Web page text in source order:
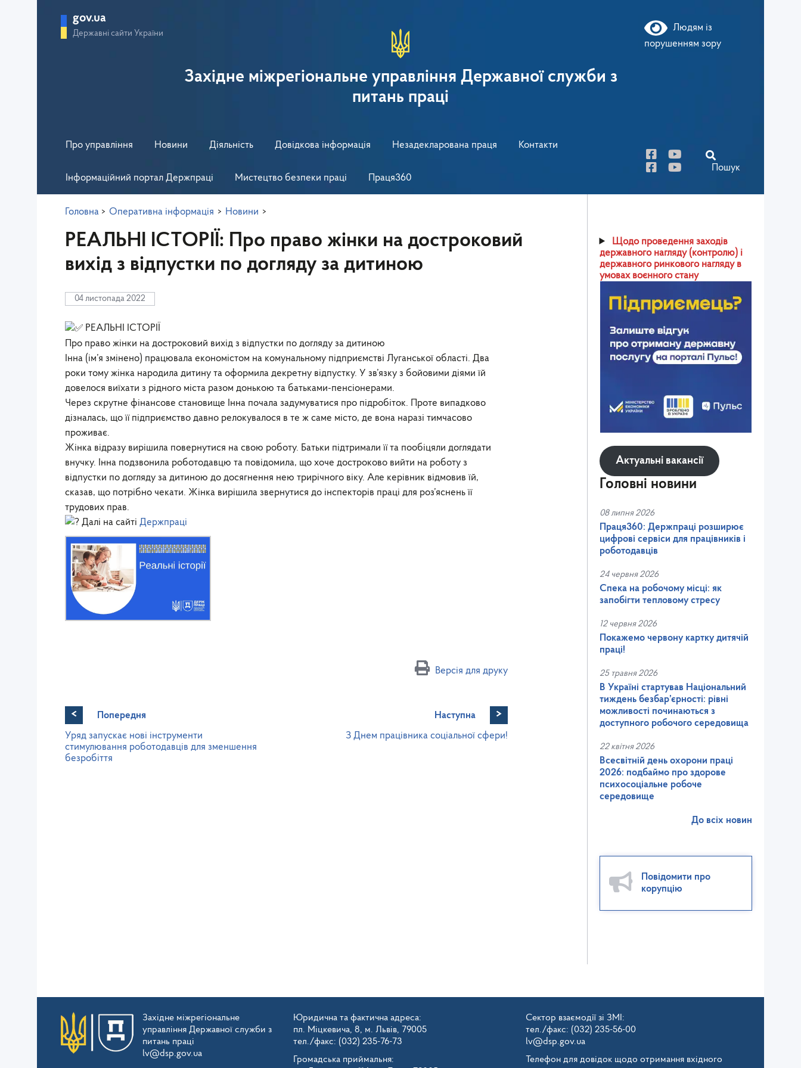
gov.ua
Державні сайти України
Людям із
порушенням зору
Західне міжрегіональне управління Державної служби з
питань праці
Про управління Новини Діяльність Довідкова інформація Незадекларована праця Контакти
Інформаційний портал Держпраці Мистецтво безпеки праці Праця360
Пошук
Головна > Оперативна інформація > Новини >
РЕАЛЬНІ ІСТОРІЇ: Про право жінки на достроковий
вихід з відпустки по догляду за дитиною
04 листопада 2022
РЕАЛЬНІ ІСТОРІЇ
Про право жінки на достроковий вихід з відпустки по догляду за дитиною
Інна (ім’я змінено) працювала економістом на комунальному підприємстві Луганської області. Два
роки тому жінка народила дитину та оформила декретну відпустку. У зв’язку з бойовими діями їй
довелося виїхати з рідного міста разом донькою та батьками-пенсіонерами.
Через скрутне фінансове становище Інна почала задумуватися про підробіток. Проте випадково
дізналась, що її підприємство давно релокувалося в те ж саме місто, де вона наразі тимчасово
проживає.
Жінка відразу вирішила повернутися на свою роботу. Батьки підтримали її та пообіцяли доглядати
внучку. Інна подзвонила роботодавцю та повідомила, що хоче достроково вийти на роботу з
відпустки по догляду за дитиною до досягнення нею трирічного віку. Але керівник відмовив їй,
сказав, що потрібно чекати. Жінка вирішила звернутися до інспекторів праці для роз’яснень її
трудових прав.
Далі на сайті Держпраці
Версія для друку
<
Попередня
Уряд запускає нові інструменти
стимулювання роботодавців для зменшення
безробіття
Наступна >
З Днем працівника соціальної сфери!
Щодо проведення заходів
державного нагляду (контролю) і
державного ринкового нагляду в
умовах воєнного стану
Актуальні вакансії
Головні новини
08 липня 2026
Праця360: Держпраці розширює
цифрові сервіси для працівників і
роботодавців
24 червня 2026
Спека на робочому місці: як
запобігти тепловому стресу
12 червня 2026
Покажемо червону картку дитячій
праці!
25 травня 2026
В Україні стартував Національний
тиждень безбар’єрності: рівні
можливості починаються з
доступного робочого середовища
22 квітня 2026
Всесвітній день охорони праці
2026: подбаймо про здорове
психосоціальне робоче
середовище
До всіх новин
Повідомити про
корупцію
Західне міжрегіональне
управління Державної служби з
питань праці
lv@dsp.gov.ua
Юридична та фактична адреса:
пл. Міцкевича, 8, м. Львів, 79005
тел./факс: (032) 235-76-73
Громадська приймальня:
Сектор взаємодії зі ЗМІ:
тел./факс: (032) 235-56-00
lv@dsp.gov.ua
Телефон для довідок щодо отримання вхідного